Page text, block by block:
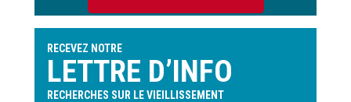
l'utilisateur
RECEVEZ NOTRE
LETTRE D’INFO
RECHERCHES SUR LE VIEILLISSEMENT